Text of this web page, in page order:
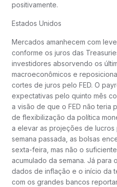
positivamente.
Estados Unidos
Mercados amanhecem com
conforme os juros das
investidores absorvendo os
macroeconômicos e
cortes de juros pelo FED. O
expectativas pelo quinto mês
a visão de que o FED não teria
de flexibilização da política
a elevar as projeções de lucros
semana passada, as bolsas
sexta-feira, mas não o
acumulado da semana. Já para
dados de inflação e o início da
com os grandes bancos